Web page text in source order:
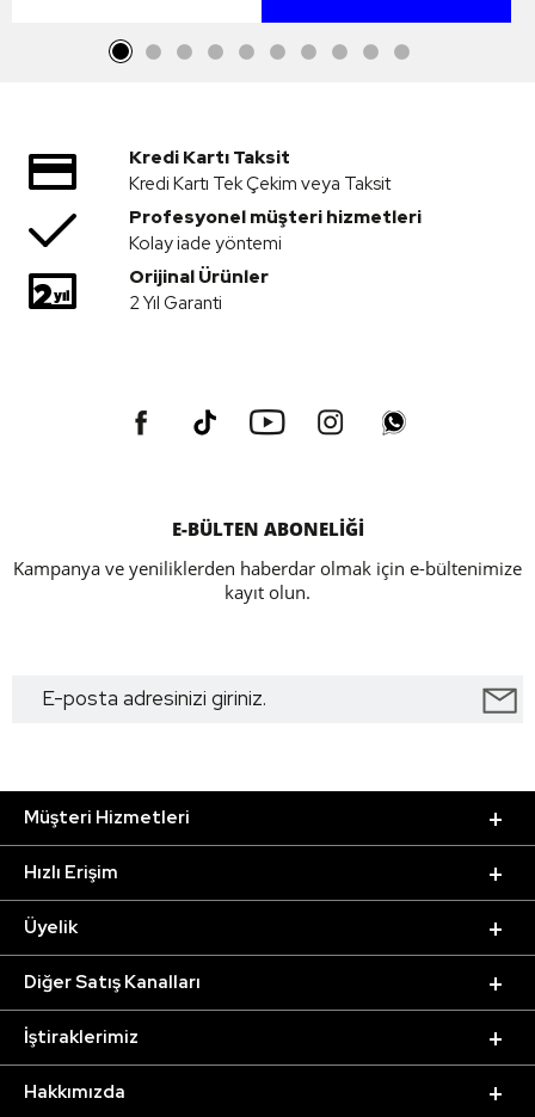
Kredi Kartı Taksit
Kredi Kartı Tek Çekim veya Taksit
Profesyonel müşteri hizmetleri
Kolay iade yöntemi
Orijinal Ürünler
2 Yıl Garanti
E-BÜLTEN ABONELİĞİ
Kampanya ve yeniliklerden haberdar olmak için e-bültenimize
kayıt olun.
Müşteri Hizmetleri
Hızlı Erişim
Üyelik
Diğer Satış Kanalları
İştiraklerimiz
Hakkımızda